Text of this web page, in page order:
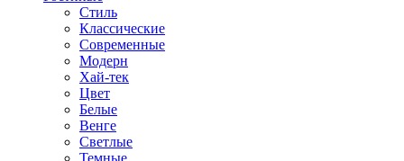
Стиль
Классические
Современные
Модерн
Хай-тек
Цвет
Белые
Венге
Светлые
Темные